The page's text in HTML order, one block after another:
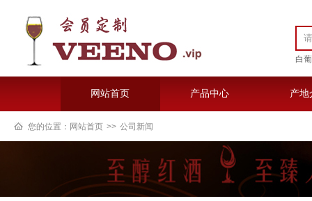
白
网站首页 产品中心 产地
您的位置： 网站首页 >> 公司新闻